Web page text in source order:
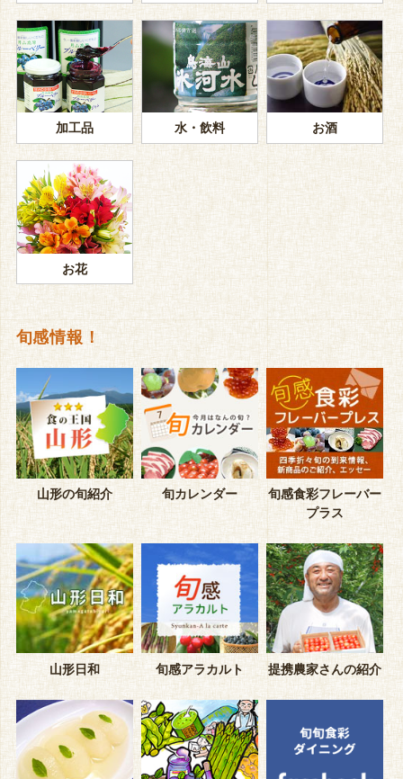
加工品 水・飲料 お酒
お花
旬感情報！
山形の旬紹介 旬カレンダー
旬感食彩フレーバー
プラス
山形日和 旬感アラカルト 提携農家さんの紹介